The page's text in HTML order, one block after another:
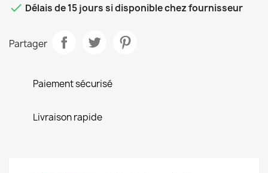
 Délais de 15 jours si disponible chez fournisseur
Partager
Paiement sécurisé
Livraison rapide